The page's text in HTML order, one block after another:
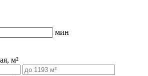
мин
м²